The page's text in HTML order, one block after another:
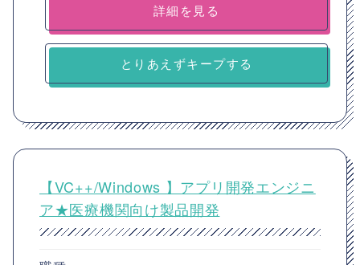
詳細を見る
とりあえずキープする
【VC++/Windows 】アプリ開発エンジニ
ア★医療機関向け製品開発